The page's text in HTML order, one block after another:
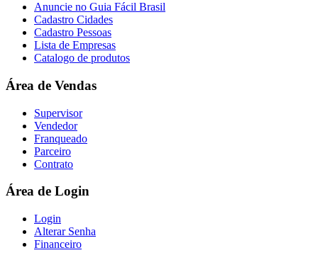
Anuncie no Guia Fácil Brasil
Cadastro Cidades
Cadastro Pessoas
Lista de Empresas
Catalogo de produtos
Área de Vendas
Supervisor
Vendedor
Franqueado
Parceiro
Contrato
Área de Login
Login
Alterar Senha
Financeiro